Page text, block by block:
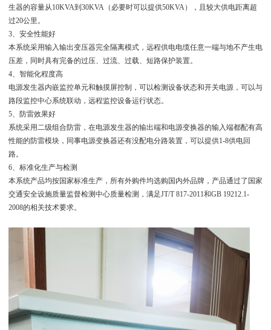
生器的容量从10KVA到30KVA（必要时可以提供50KVA），且较大供电距离超
过20公里。
3、安全性能好
本系统采用输入输出变压器完全隔离模式，远程供电电缆任意一端与地不产生电
压差，同时具有完备的过压、过流、过载、短路保护装置。
4、智能化程度高
电源发生器内嵌监控单元和触摸屏控制，可以检测设备状态和开关电源，可以与
路段监控中心系统联动，远程监控设备运行状态。
5、防雷效果好
系统采用二级组合防雷，在电源发生器的输出端和电源变换器的输入端都配有高
性能的防雷模块，同事电源变换器还有没配电分路装置，可以提供1-8供电回
路。
6、标准化生产与检测
本系统产品均按国家标准生产，所有外购件均选购国内外品牌，产品通过了国家
交通安全设施质量监督检测中心质量检测，满足JT/T 817-2011和GB 19212.1-
2008的相关技术要求。